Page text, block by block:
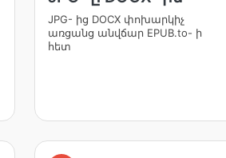
JPG- ից DOCX փոխարկիչ
առցանց անվճար EPUB.to- ի
հետ